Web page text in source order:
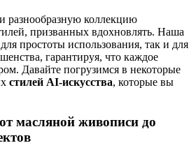
разнообразную коллекцию
призванных вдохновлять. Наша
простоты использования, так и для
гарантируя, что каждое
Давайте погрузимся в некоторые
стилей AI-искусства, которые вы
масляной живописи до